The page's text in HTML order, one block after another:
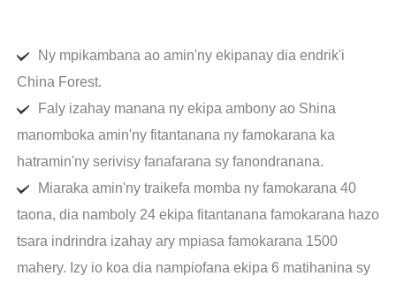
Ny mpikambana ao amin'ny ekipanay dia endrik'i
China Forest.
Faly izahay manana ny ekipa ambony ao Shina
manomboka amin'ny fitantanana ny famokarana ka
hatramin'ny serivisy fanafarana sy fanondranana.
Miaraka amin'ny traikefa momba ny famokarana 40
taona, dia namboly 24 ekipa fitantanana famokarana hazo
tsara indrindra izahay ary mpiasa famokarana 1500
mahery. Izy io koa dia nampiofana ekipa 6 matihanina sy